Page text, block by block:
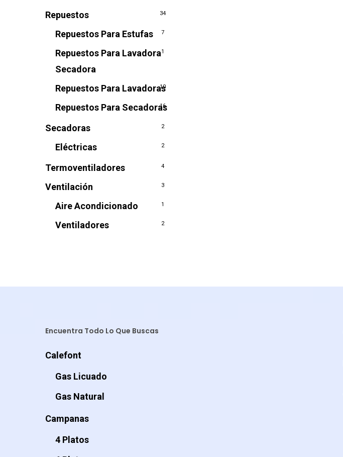
Repuestos 34
Repuestos Para Estufas 7
Repuestos Para Lavadora
Secadora
1
Repuestos Para Lavadoras
10
Repuestos Para Secadoras
16
Secadoras 2
Eléctricas 2
Termoventiladores 4
Ventilación 3
Aire Acondicionado 1
Ventiladores 2
Encuentra Todo Lo Que Buscas
Calefont
Gas Licuado
Gas Natural
Campanas
4 Platos